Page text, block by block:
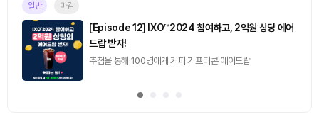
일반 마감
[Episode 12] IXO™2024 참여하고, 2억원 상당 에어
드랍 받자!
추첨을 통해 100명에게 커피 기프티콘 에어드랍